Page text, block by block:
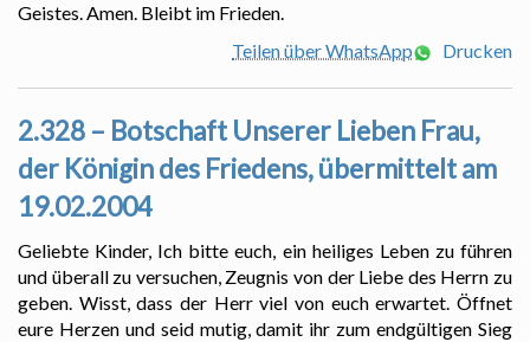
Geistes. Amen. Bleibt im Frieden.
Teilen über WhatsApp
Drucken
2.328 – Botschaft Unserer Lieben Frau,
der Königin des Friedens, übermittelt am
19.02.2004
Geliebte Kinder, Ich bitte euch, ein heiliges Leben zu führen
und überall zu versuchen, Zeugnis von der Liebe des Herrn zu
geben. Wisst, dass der Herr viel von euch erwartet. Öffnet
eure Herzen und seid mutig, damit ihr zum endgültigen Sieg